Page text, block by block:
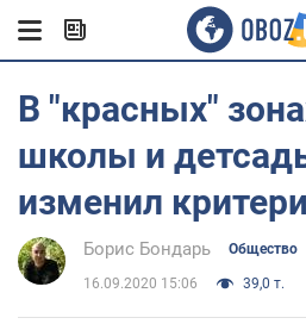
В "красных"
школы и
изменил
Борис Бондарь Общество
16.09.2020 15:06 39,0 т.